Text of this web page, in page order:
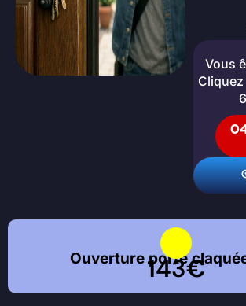
Vous
Ouverture porte
143€